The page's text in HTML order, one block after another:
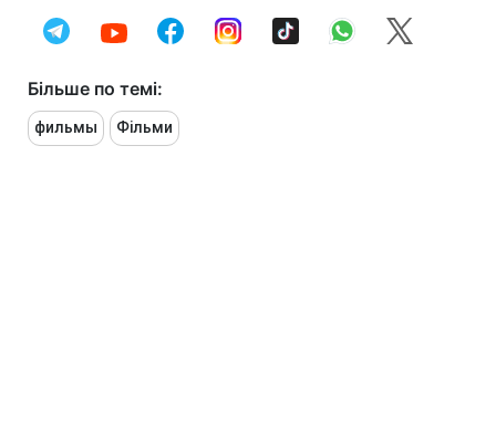
Більше по темі:
фильмы Фільми